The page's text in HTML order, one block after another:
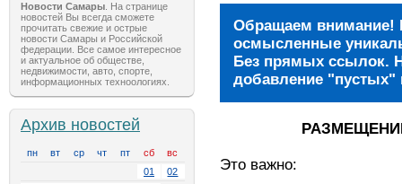
Новости Самары . На странице
новостей Вы всегда сможете
прочитать свежие и острые
новости Самары и Российской
федерации. Все самое интересное
и актуальное об обществе,
недвижимости, авто, спорте,
информационных техноологиях.
Архив новостей
пн вт ср чт пт сб
вс
01
02
Обращаем внимание!
осмысленные
Без прямых ссылок.
добавление "пустых"
Это важно: